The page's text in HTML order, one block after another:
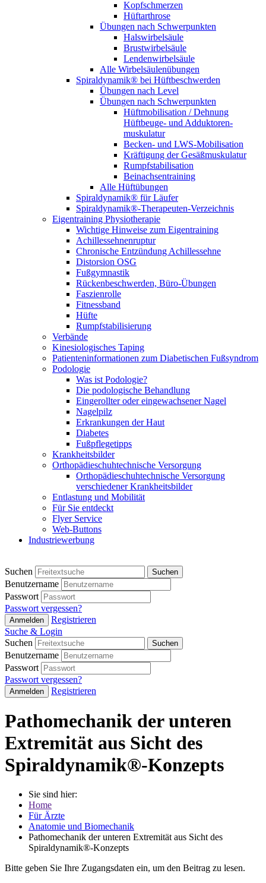
Kopfschmerzen
Hüftarthrose
Übungen nach Schwerpunkten
Halswirbelsäule
Brustwirbelsäule
Lendenwirbelsäule
Alle Wirbelsäulenübungen
Spiraldynamik® bei Hüftbeschwerden
Übungen nach Level
Übungen nach Schwerpunkten
Hüftmobilisation / Dehnung
Hüftbeuge- und Adduktoren­
muskulatur
Becken- und LWS-Mobilisation
Kräftigung der Gesäß­muskulatur
Rumpf­stabilisation
Beinachsen­training
Alle Hüftübungen
Spiraldynamik® für Läufer
Spiraldynamik®-Therapeuten-Verzeichnis
Eigentraining Physiotherapie
Wichtige Hinweise zum Eigentraining
Achillessehnenruptur
Chronische Entzündung Achillessehne
Distorsion OSG
Fußgymnastik
Rückenbeschwerden, Büro-Übungen
Faszienrolle
Fitnessband
Hüfte
Rumpfstabilisierung
Verbände
Kinesiologisches Taping
Patienteninformationen zum Diabetischen Fußsyndrom
Podologie
Was ist Podologie?
Die podologische Behandlung
Eingerollter oder eingewachsener Nagel
Nagelpilz
Erkrankungen der Haut
Diabetes
Fußpflegetipps
Krankheitsbilder
Orthopädieschuhtechnische Versorgung
Orthopädieschuhtechnische Versorgung
verschiedener Krankheitsbilder
Entlastung und Mobilität
Für Sie entdeckt
Flyer Service
Web-Buttons
Industriewerbung
Suchen Suchen
Benutzername
Passwort
Passwort vergessen?
Anmelden
Registrieren
Suche & Login
Suchen
Suchen
Benutzername
Passwort
Passwort vergessen?
Anmelden Registrieren
Pathomechanik der unteren
Extremität aus Sicht des
Spiraldynamik®-Konzepts
Sie sind hier:
Home
Für Ärzte
Anatomie und Biomechanik
Pathomechanik der unteren Extremität aus Sicht des
Spiraldynamik®-Konzepts
Bitte geben Sie Ihre Zugangsdaten ein, um den Beitrag zu lesen.